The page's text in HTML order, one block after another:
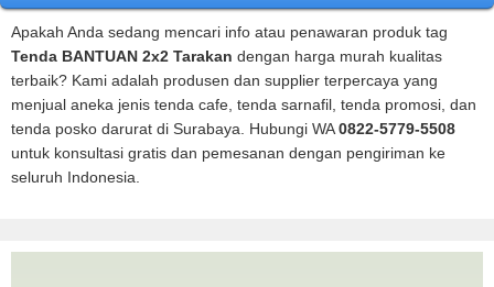
Apakah Anda sedang mencari info atau penawaran produk tag
Tenda BANTUAN 2x2 Tarakan dengan harga murah kualitas
terbaik? Kami adalah produsen dan supplier terpercaya yang
menjual aneka jenis tenda cafe, tenda sarnafil, tenda promosi, dan
tenda posko darurat di Surabaya. Hubungi WA0822-5779-5508
untuk konsultasi gratis dan pemesanan dengan pengiriman ke
seluruh Indonesia.